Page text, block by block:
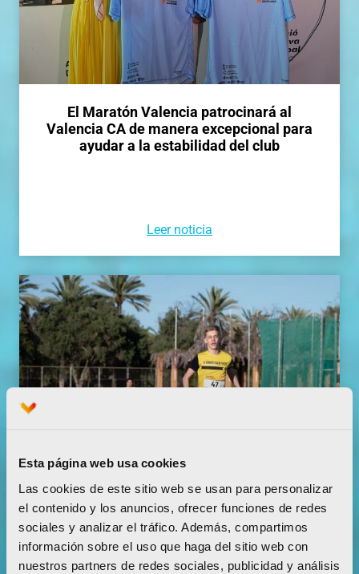
Esta página web usa cookies
Las cookies de este sitio web se usan para personalizar
el contenido y los anuncios, ofrecer funciones de redes
sociales y analizar el tráfico. Además, compartimos
información sobre el uso que haga del sitio web con
nuestros partners de redes sociales, publicidad y análisis
El Maratón Valencia patrocinará al
Valencia CA de manera excepcional para
ayudar a la estabilidad del club
Leer noticia
‘Comparte Maratón Valencia’ renueva el
tartán del Estadi del Túria